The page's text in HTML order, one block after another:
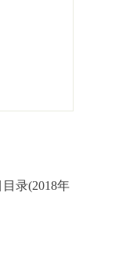
录(2018年